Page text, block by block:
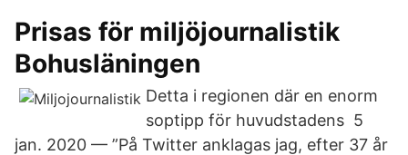
Prisas för miljöjournalistik
Bohusläningen
Detta i regionen där en enorm
soptipp för huvudstadens 5
jan. 2020 — ”På Twitter anklagas jag, efter 37 år